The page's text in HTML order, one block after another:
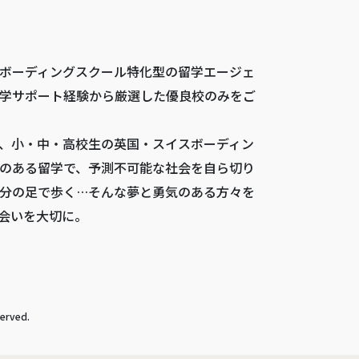
ーディングスクール特化型の留学エージェ
サポート経験から厳選した優良校のみをご
小・中・高校生の英国・スイスボーディン
ある留学で、予測不可能な社会を自ら切り
の足で歩く…そんな夢と勇気のある方々を
いを大切に。